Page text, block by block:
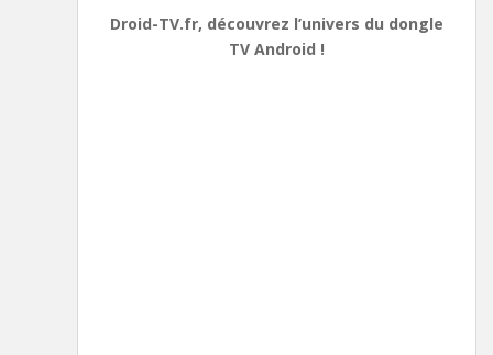
Droid-TV.fr, découvrez l’univers du dongle
TV Android !